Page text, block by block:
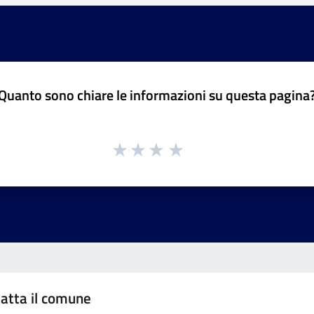
sono chiare le informazioni su questa
il comune